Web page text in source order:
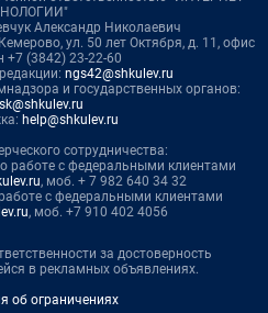
Александр Николаевич
ул. 50 лет Октября, д. 11, офис
+7 (3842) 23-22-60
ngs42@shkulev.ru
и государственных органов:
help@shkulev.ru
сотрудничества:
с федеральными клиентами
, моб. + 7 982 640 34 32
с федеральными клиентами
, моб. +7 910 402 4056
за достоверность
в рекламных объявлениях.
об ограничениях